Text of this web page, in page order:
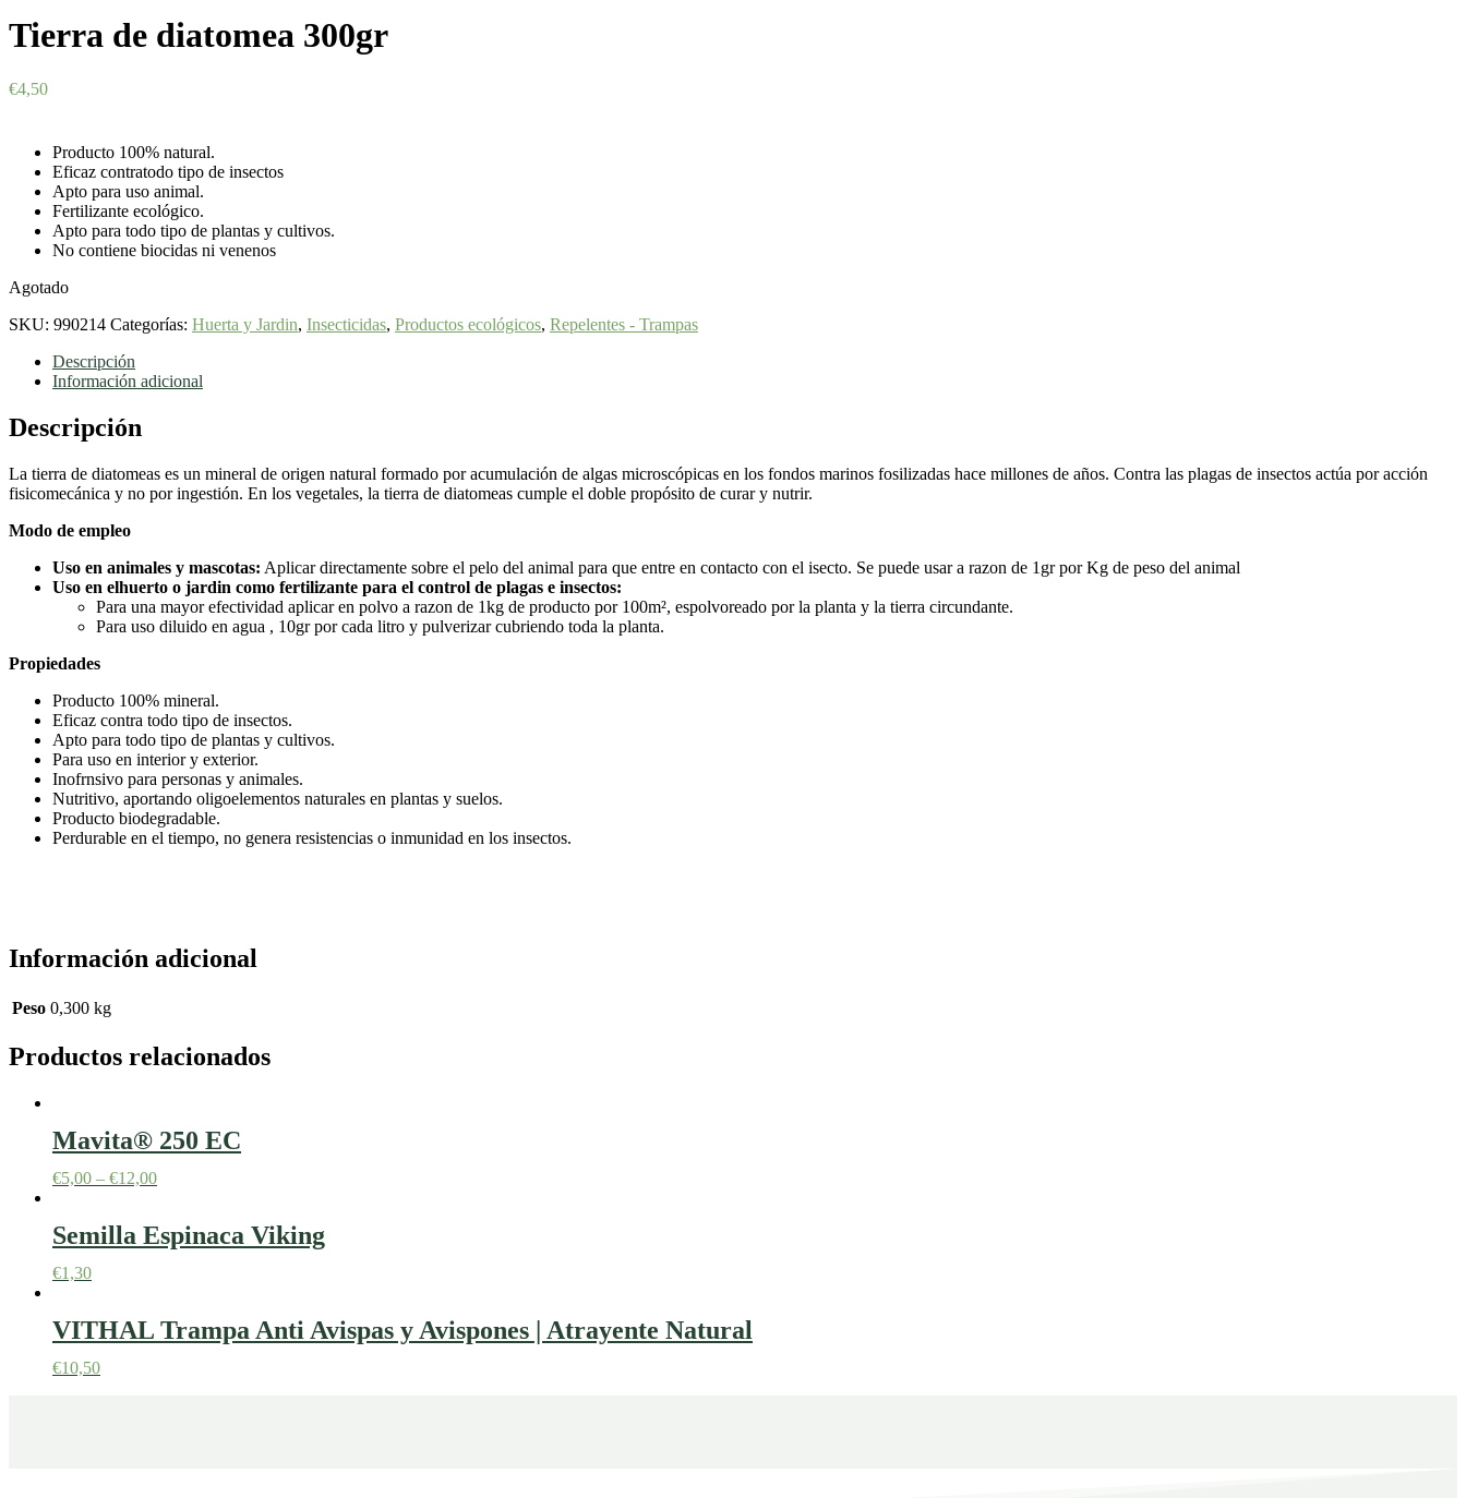
Tierra de diatomea 300gr
€4,50
Producto 100% natural.
Eficaz contratodo tipo de insectos
Apto para uso animal.
Fertilizante ecológico.
Apto para todo tipo de plantas y cultivos.
No contiene biocidas ni venenos
Agotado
SKU: 990214 Categorías: Huerta y Jardin, Insecticidas, Productos ecológicos, Repelentes - Trampas
Descripción
Información adicional
Descripción
La tierra de diatomeas es un mineral de origen natural formado por acumulación de algas microscópicas en los fondos marinos fosilizadas hace millones de años. Contra las plagas de insectos actúa por acción
fisicomecánica y no por ingestión. En los vegetales, la tierra de diatomeas cumple el doble propósito de curar y nutrir.
Modo de empleo
Uso en animales y mascotas: Aplicar directamente sobre el pelo del animal para que entre en contacto con el isecto. Se puede usar a razon de 1gr por Kg de peso del animal
Uso en elhuerto o jardin como fertilizante para el control de plagas e insectos:
Para una mayor efectividad aplicar en polvo a razon de 1kg de producto por 100m², espolvoreado por la planta y la tierra circundante.
Para uso diluido en agua , 10gr por cada litro y pulverizar cubriendo toda la planta.
Propiedades
Producto 100% mineral.
Eficaz contra todo tipo de insectos.
Apto para todo tipo de plantas y cultivos.
Para uso en interior y exterior.
Inofrnsivo para personas y animales.
Nutritivo, aportando oligoelementos naturales en plantas y suelos.
Producto biodegradable.
Perdurable en el tiempo, no genera resistencias o inmunidad en los insectos.
Información adicional
Peso 0,300 kg
Productos relacionados
Mavita® 250 EC
€5,00 – €12,00
Semilla Espinaca Viking
€1,30
VITHAL Trampa Anti Avispas y Avispones | Atrayente Natural
€10,50